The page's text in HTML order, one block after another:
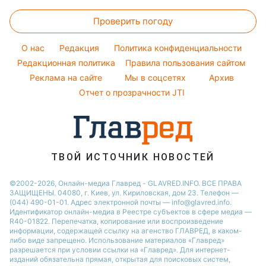
Новости Харькова
Новости Полтавы
Новости Сум
Новости Львова
Новости Черкассы
Авто
Простые блюда
Легкие десерты
Напитки
Праздничное меню
Денежная помощь
Тарифы
Курс валют
Проверить погоду
O нас Редакция
Политика конфиденциальности
Редакционная политика
Правила пользования сайтом
Реклама на сайте
Мы в соцсетях
Архив
Отчет о прозрачности JTI
ТВОЙ ИСТОЧНИК НОВОСТЕЙ
©2002-2026, Онлайн-медиа Главред - GLAVRED.INFO. ВСЕ ПРАВА
ЗАЩИЩЕНЫ. 04080, г. Киев, ул. Кириловская, дом 23. Телефон —
(044) 490-01-01. Адрес электронной почты — info@glavred.info.
Идентификатор онлайн-медиа в Реестре cубъектов в сфере медиа —
R40-01822. Перепечатка, копирование или воспроизведение
информации, содержащей ссылку на агенство ГЛАВРЕД, в каком-
либо виде запрещено. Использование материалов «Главред»
разрешается при условии ссылки на «Главред». Для интернет-
изданий обязательна прямая, открытая для поисковых систем,